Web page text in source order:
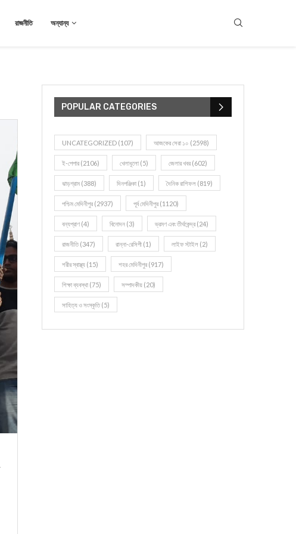
রাজনীতি অন্যান্য
POPULAR CATEGORIES
UNCATEGORIZED (107) আজকের সেরা ১০ (2598)
ই-পেপার (2106) খেলাধূলো (5) জেলার খবর (602)
ঝাড়গ্রাম (388) দিনপঞ্জিকা (1) দৈনিক রাশিফল (819)
পশ্চিম মেদিনীপুর (2937) পূর্ব মেদিনীপুর (1120)
বন্যপ্রাণ (4) বিনোদন (3) ভ্রমণ এবং তীর্থকেন্দ্র (24)
রাজনীতি(347) রান্না-রেসিপী (1) লাইফ স্টাইল (2)
শরীর স্বাস্থ্য (15) শহর মেদিনীপুর (917)
শিক্ষা ব্যবস্থা (75) সম্পাদকীয় (20)
সাহিত্য ও সংস্কৃতি(5)